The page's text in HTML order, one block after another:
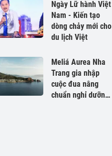
Ngày Lữ hành Việt
Nam - Kiến tạo
dòng chảy mới cho
du lịch Việt
Meliá Aurea Nha
Trang gia nhập
cuộc đua nâng
chuẩn nghỉ dưỡng